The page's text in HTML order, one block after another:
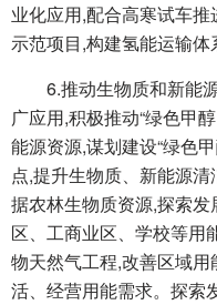
业化应用,配合高寒试车
示范项目,构建氢能运输体
6.推动生物质和新能源
广应用,积极推动“绿色甲
能源资源,谋划建设“绿色
点,提升生物质、新能源
据农林生物质资源,探索
区、工商业区、学校等用
物天然气工程,改善区域
活、经营用能需求。探索